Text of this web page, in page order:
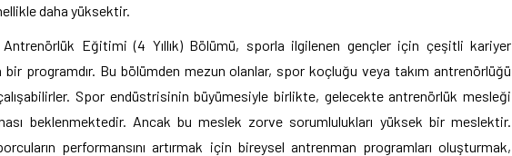
daha yüksektir.
Eğitimi (4 Yıllık) Bölümü, sporla ilgilenen gençler için çeşitli kariyer
bir programdır. Bu bölümden mezun olanlar, spor koçluğu veya takım antrenörlüğü
Spor endüstrisinin büyümesiyle birlikte, gelecekte antrenörlük mesleği
beklenmektedir. Ancak bu meslek zorve sorumlulukları yüksek bir meslektir.
performansını artırmak için bireysel antrenman programları oluşturmak,